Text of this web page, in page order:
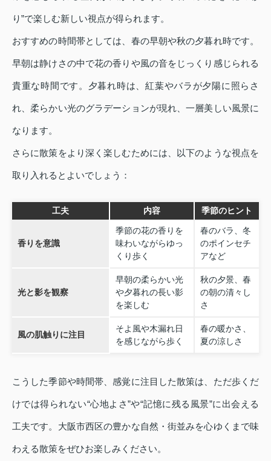
り”で楽しむ新しい視点が得られます。
おすすめの時間帯としては、春の早朝や秋の夕暮れ時です。
早朝は静けさの中で花の香りや風の音をじっくり感じられる
貴重な時間です。夕暮れ時は、紅葉やバラが夕陽に照らさ
れ、柔らかい光のグラデーションが現れ、一層美しい風景に
なります。
さらに散策をより深く楽しむためには、以下のような視点を
取り入れるとよいでしょう：
工夫 内容 季節のヒント
香りを意識
季節の花の香りを
味わいながらゆっ
くり歩く
春のバラ、冬
のポインセチ
アなど
光と影を観察
早朝の柔らかい光
や夕暮れの長い影
を楽しむ
秋の夕景、春
の朝の清々し
さ
風の肌触りに注目
そよ風や木漏れ日
を感じながら歩く
春の暖かさ、
夏の涼しさ
こうした季節や時間帯、感覚に注目した散策は、ただ歩くだ
けでは得られない“心地よさ”や“記憶に残る風景”に出会える
工夫です。大阪市西区の豊かな自然・街並みを心ゆくまで味
わえる散策をぜひお楽しみください。